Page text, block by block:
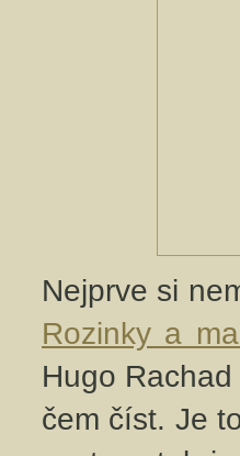
Nejprve si
Rozinky a
Hugo
čem číst. Je